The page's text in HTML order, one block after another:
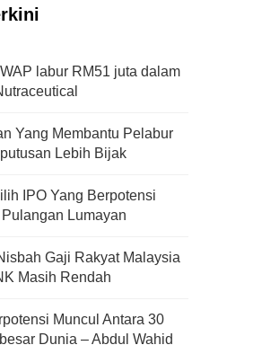
labur RM51 juta dalam
Yang Membantu Pelabur
Lebih Bijak
IPO Yang Berpotensi
Lumayan
Gaji Rakyat Malaysia
Masih Rendah
Muncul Antara 30
Dunia – Abdul Wahid